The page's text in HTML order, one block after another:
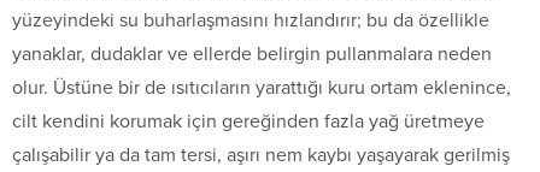
yüzeyindeki su buharlaşmasını hızlandırır; bu da özellikle
yanaklar, dudaklar ve ellerde belirgin pullanmalara neden
olur. Üstüne bir de ısıtıcıların yarattığı kuru ortam eklenince,
cilt kendini korumak için gereğinden fazla yağ üretmeye
çalışabilir ya da tam tersi, aşırı nem kaybı yaşayarak gerilmiş